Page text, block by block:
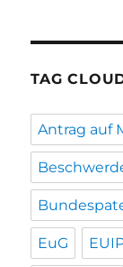
TAG
Antrag auf
EuG